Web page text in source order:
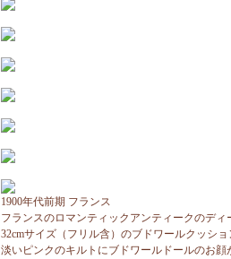
1900年代前期 フランス
フランスのロマンティックアンティークのデ
32cmサイズ（フリル含）のブドワールクッショ
淡いピンクのキルトにブドワールドールのお顔